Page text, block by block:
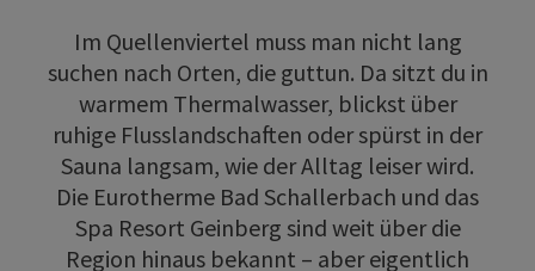
Im Quellenviertel muss man nicht lang
suchen nach Orten, die guttun. Da sitzt du in
warmem Thermalwasser, blickst über
ruhige Flusslandschaften oder spürst in der
Sauna langsam, wie der Alltag leiser wird.
Die Eurotherme Bad Schallerbach und das
Spa Resort Geinberg sind weit über die
Region hinaus bekannt – aber eigentlich